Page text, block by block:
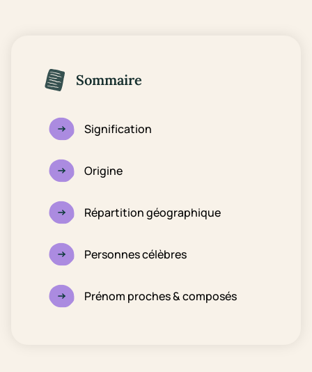
Sommaire
Signification
Origine
Répartition géographique
Personnes célèbres
Prénom proches & composés